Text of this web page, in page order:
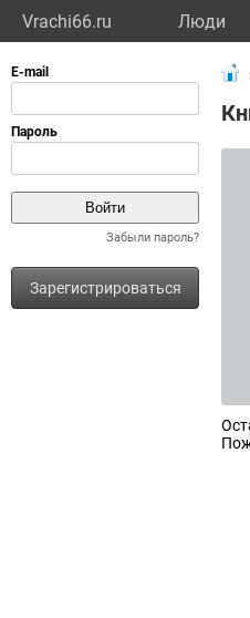
Vrachi66.ru Люди
Забыли пароль?
Зарегистрироваться